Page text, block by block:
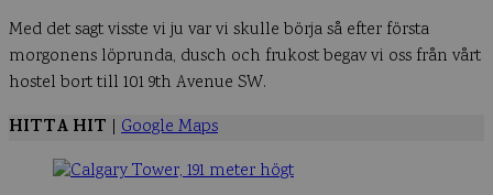
Med det sagt visste vi ju var vi skulle börja så efter första
morgonens löprunda, dusch och frukost begav vi oss från vårt
hostel bort till 101 9th Avenue SW.
HITTA HIT | Google Maps